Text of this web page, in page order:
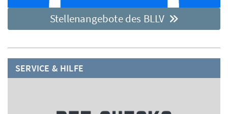
Stellenangebote des BLLV
SERVICE & HILFE